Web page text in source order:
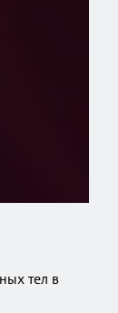
тел в